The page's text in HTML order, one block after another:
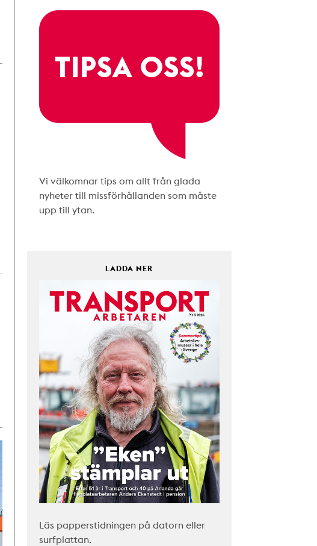
Vi välkomnar tips om allt från glada
nyheter till missförhållanden som måste
upp till ytan.
LADDA NER
Läs papperstidningen på datorn eller
surfplattan.